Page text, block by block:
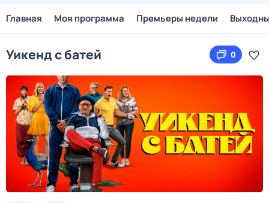
Главная Моя программа Премьеры недели
Уикенд с батей 0